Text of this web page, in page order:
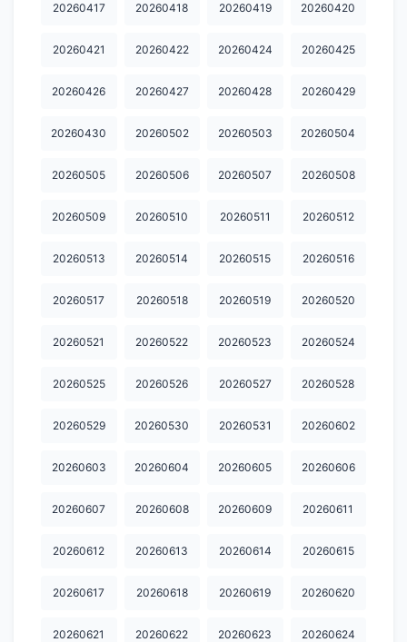
20260417 20260418 20260419 20260420
20260421 20260422 20260424 20260425
20260426 20260427 20260428 20260429
20260430 20260502 20260503 20260504
20260505 20260506 20260507 20260508
20260509 20260510 20260511 20260512
20260513 20260514 20260515 20260516
20260517 20260518 20260519 20260520
20260521 20260522 20260523 20260524
20260525 20260526 20260527 20260528
20260529 20260530 20260531 20260602
20260603 20260604 20260605 20260606
20260607 20260608 20260609 20260611
20260612 20260613 20260614 20260615
20260617 20260618 20260619 20260620
20260621 20260622 20260623 20260624